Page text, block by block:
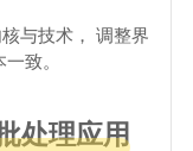
与技术， 调整界
致。
处理应用